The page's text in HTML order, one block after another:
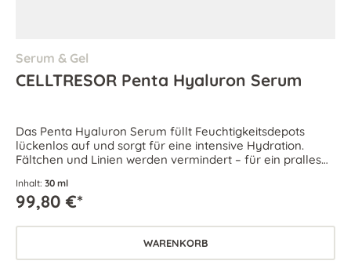
Serum & Gel
CELLTRESOR Penta Hyaluron Serum
Das Penta Hyaluron Serum füllt Feuchtigkeitsdepots
lückenlos auf und sorgt für eine intensive Hydration.
Fältchen und Linien werden vermindert – für ein pralles
Inhalt: 30 ml
99,80 €*
WARENKORB